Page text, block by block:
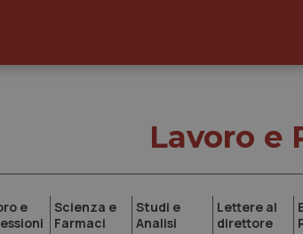
Lavoro e
e
Scienza e
Farmaci
Studi e
Analisi
Lettere al
direttore